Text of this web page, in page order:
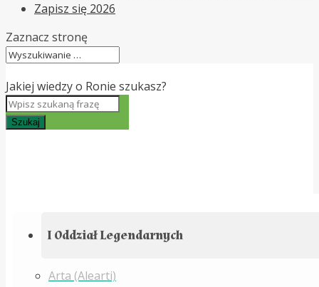
Zapisz się 2026
Zaznacz stronę
Jakiej wiedzy o Ronie szukasz?
Szukaj
I Oddział Legendarnych
Arta (Alearti)